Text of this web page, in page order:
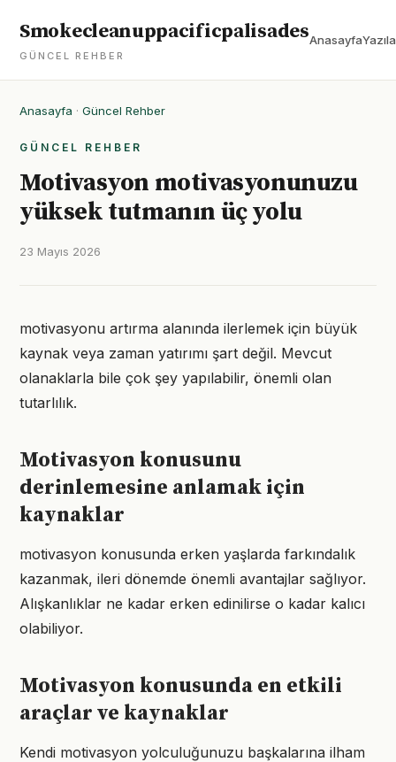
Smokecleanuppacificpalisades
GÜNCEL REHBER
Anasayfa
Anasayfa · Güncel Rehber
GÜNCEL REHBER
Motivasyon motivasyonunuzu
yüksek tutmanın üç yolu
23 Mayıs 2026
motivasyonu artırma alanında ilerlemek için büyük
kaynak veya zaman yatırımı şart değil. Mevcut
olanaklarla bile çok şey yapılabilir, önemli olan
tutarlılık.
Motivasyon konusunu
derinlemesine anlamak için
kaynaklar
motivasyon konusunda erken yaşlarda farkındalık
kazanmak, ileri dönemde önemli avantajlar sağlıyor.
Alışkanlıklar ne kadar erken edinilirse o kadar kalıcı
olabiliyor.
Motivasyon konusunda en etkili
araçlar ve kaynaklar
Kendi motivasyon yolculuğunuzu başkalarına ilham